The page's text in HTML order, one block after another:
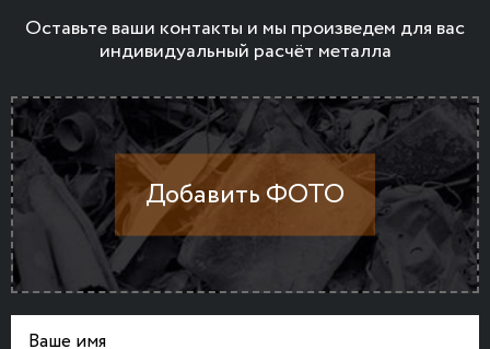
Оставьте ваши контакты и мы произведем для вас
индивидуальный расчёт металла